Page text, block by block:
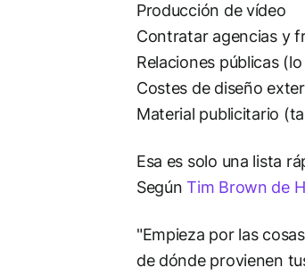
Producción de vídeo
Contratar agencias y
Relaciones públicas
Costes de diseño
Material publicitario
Esa es solo una lista
SegúnTim Brown de
"Empieza por las
de dónde provienen